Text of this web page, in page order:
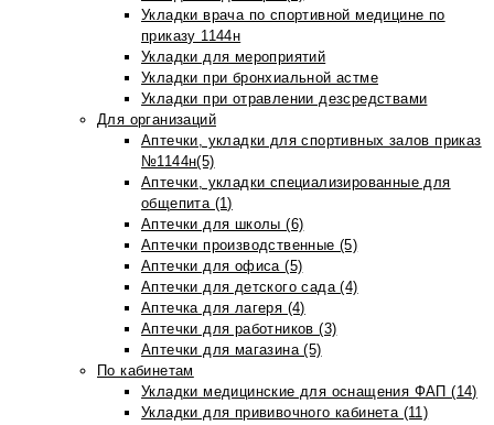
Укладки врача по спортивной медицине по
приказу 1144н
Укладки для мероприятий
Укладки при бронхиальной астме
Укладки при отравлении дезсредствами
Для организаций
Аптечки, укладки для спортивных залов приказ
№1144н(5)
Аптечки, укладки специализированные для
общепита (1)
Аптечки для школы (6)
Аптечки производственные (5)
Аптечки для офиса (5)
Аптечки для детского сада (4)
Аптечка для лагеря (4)
Аптечки для работников (3)
Аптечки для магазина (5)
По кабинетам
Укладки медицинские для оснащения ФАП (14)
Укладки для прививочного кабинета (11)